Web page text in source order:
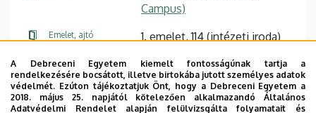
Campus)
Emelet, ajtó 1. emelet, 114 (intézeti iroda)
Weboldal
Szervezeti weboldal
Weboldal
Leírás
A Debreceni Egyetem kiemelt fontosságúnak tartja a
rendelkezésére bocsátott, illetve birtokába jutott személyes adatok
védelmét. Ezúton tájékoztatjuk Önt, hogy a Debreceni Egyetem a
2018. május 25. napjától kötelezően alkalmazandó Általános
Adatvédelmi Rendelet alapján felülvizsgálta folyamatait és